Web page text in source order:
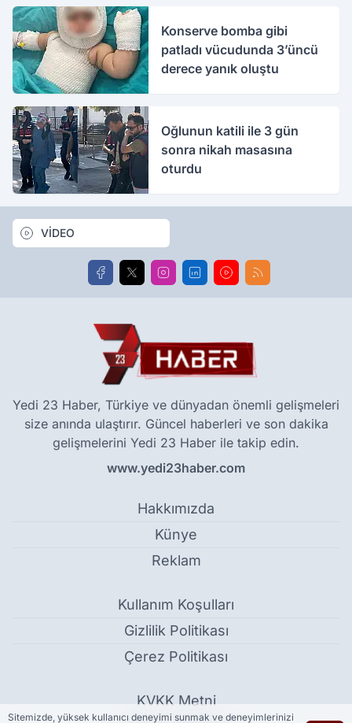
Konserve bomba gibi
patladı vücudunda 3’üncü
derece yanık oluştu
Oğlunun katili ile 3 gün
sonra nikah masasına
oturdu
VİDEO
Yedi 23 Haber, Türkiye ve dünyadan önemli gelişmeleri
size anında ulaştırır. Güncel haberleri ve son dakika
gelişmelerini Yedi 23 Haber ile takip edin.
www.yedi23haber.com
Hakkımızda
Künye
Reklam
Kullanım Koşulları
Gizlilik Politikası
Çerez Politikası
KVKK Metni
Sitemizde, yüksek kullanıcı deneyimi sunmak ve deneyimlerinizi